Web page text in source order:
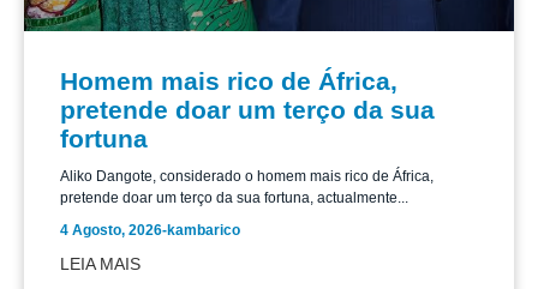
Homem mais rico de África,
pretende doar um terço da sua
fortuna
Aliko Dangote, considerado o homem mais rico de África,
pretende doar um terço da sua fortuna, actualmente...
4 Agosto, 2026-kambarico
LEIA MAIS